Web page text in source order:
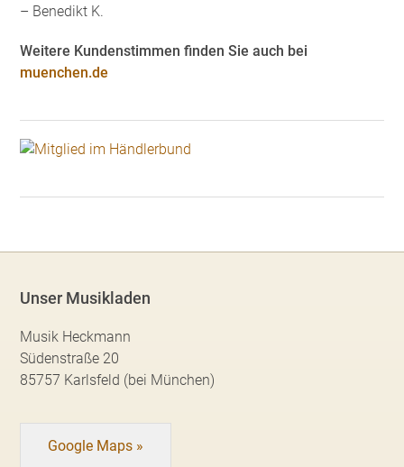
– Benedikt K.
Weitere Kundenstimmen finden Sie auch bei
muenchen.de
Unser Musikladen
Musik Heckmann
Südenstraße 20
85757 Karlsfeld (bei München)
Google Maps »